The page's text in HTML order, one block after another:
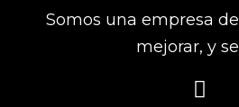
Somos una empresa
mejorar, y